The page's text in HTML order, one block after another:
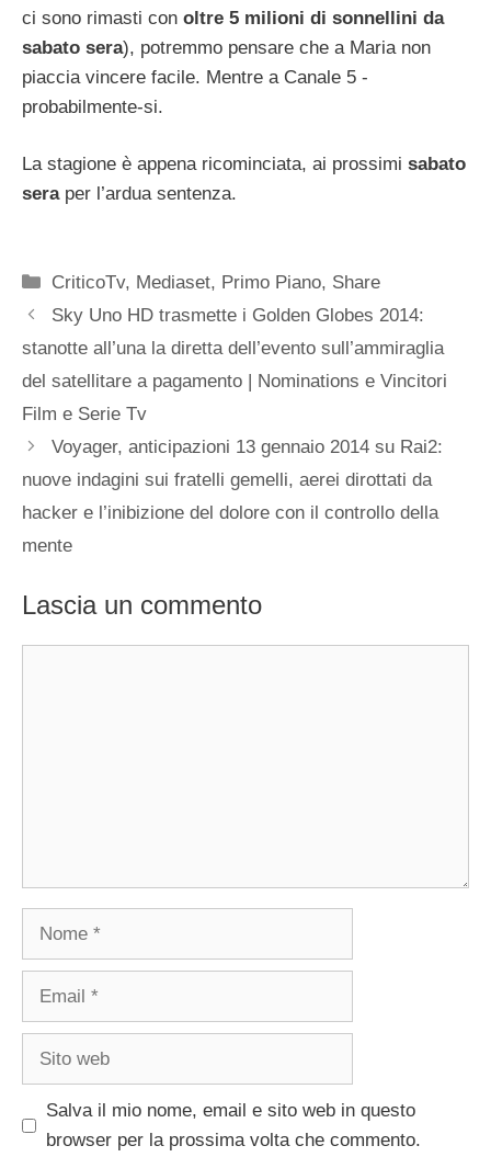
ci sono rimasti con oltre 5 milioni di sonnellini da
sabato sera), potremmo pensare che a Maria non
piaccia vincere facile. Mentre a Canale 5 -
probabilmente-si.
La stagione è appena ricominciata, ai prossimi sabato
seraper l’ardua sentenza.
Categorie
CriticoTv, Mediaset, Primo Piano, Share
Sky Uno HD trasmette i Golden Globes 2014:
stanotte all’una la diretta dell’evento sull’ammiraglia
del satellitare a pagamento | Nominations e Vincitori
Film e Serie Tv
Voyager, anticipazioni 13 gennaio 2014 su Rai2:
nuove indagini sui fratelli gemelli, aerei dirottati da
hacker e l’inibizione del dolore con il controllo della
mente
Lascia un commento
Nome
Email
Sito
Salva il mio nome, email e sito web in questo
browser per la prossima volta che commento.